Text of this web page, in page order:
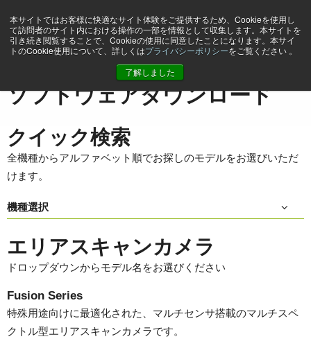
本サイトではお客様に快適なサイト体験をご提供するため、Cookieを使用し
て訪問者のサイト内における操作の一部を情報として収集します。本サイトを
引き続き閲覧することで、Cookieの使用に同意したことになります。本サイ
トのCookie使用について、詳しくはプライバシーポリシーをご覧ください 。
了解しました
ソフトウェアダウンロード
ソフトウェアダウンロード
クイック検索
全機種からアルファベット順でお探しのモデルをお選びいただ
けます。
機種選択
エリアスキャンカメラ
ドロップダウンからモデル名をお選びください
Fusion Series
特殊用途向けに最適化された、マルチセンサ搭載のマルチスペ
クトル型エリアスキャンカメラです。